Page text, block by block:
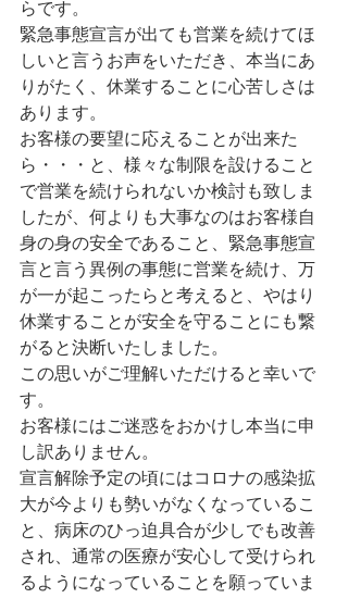
らです。
緊急事態宣言が出ても営業を続けてほ
しいと言うお声をいただき、本当にあ
りがたく、休業することに心苦しさは
あります。
お客様の要望に応えることが出来た
ら・・・と、様々な制限を設けること
で営業を続けられないか検討も致しま
したが、何よりも大事なのはお客様自
身の身の安全であること、緊急事態宣
言と言う異例の事態に営業を続け、万
が一が起こったらと考えると、やはり
休業することが安全を守ることにも繋
がると決断いたしました。
この思いがご理解いただけると幸いで
す。
お客様にはご迷惑をおかけし本当に申
し訳ありません。
宣言解除予定の頃にはコロナの感染拡
大が今よりも勢いがなくなっているこ
と、病床のひっ迫具合が少しでも改善
され、通常の医療が安心して受けられ
るようになっていることを願っていま